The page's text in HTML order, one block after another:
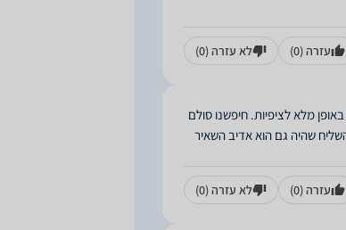
עזרה(0) לא עזרה(0)
באופן מלא לציפיות. חיפשנו סולם
שהיה גם הוא אדיב השאיר
עזרה(0) לא עזרה(0)